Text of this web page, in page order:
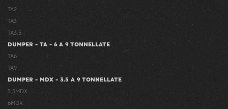
TA2
TA3
TA3.5
DUMPER - TA - 6 A 9 TONNELLATE
TA6
TA9
DUMPER - MDX - 3.5 A 9 TONNELLATE
3.5MDX
6MDX